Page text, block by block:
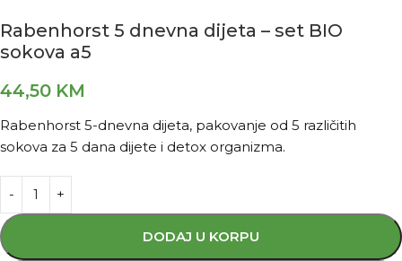
Rabenhorst 5 dnevna dijeta – set BIO
sokova a5
44,50 KM
Rabenhorst 5-dnevna dijeta, pakovanje od 5 različitih
sokova za 5 dana dijete i detox organizma.
DODAJ U KORPU